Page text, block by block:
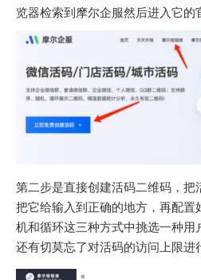
览器检索到摩尔企服然后进入它的
第二步是直接创建活码二维码，把
把它给输入到正确的地方，再配置
机和循环这三种方式中挑选一种用
还有切莫忘了对活码的访问上限进